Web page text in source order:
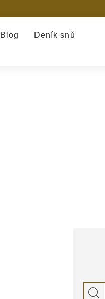
Blog Deník snů